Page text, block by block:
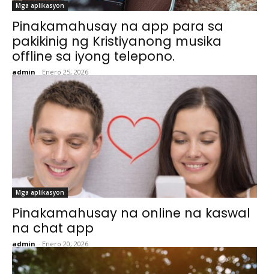
Mga aplikasyon
Pinakamahusay na app para sa
pakikinig ng Kristiyanong musika
offline sa iyong telepono.
admin - Enero 25, 2026
Mga aplikasyon
Pinakamahusay na online na kaswal
na chat app
admin - Enero 20, 2026